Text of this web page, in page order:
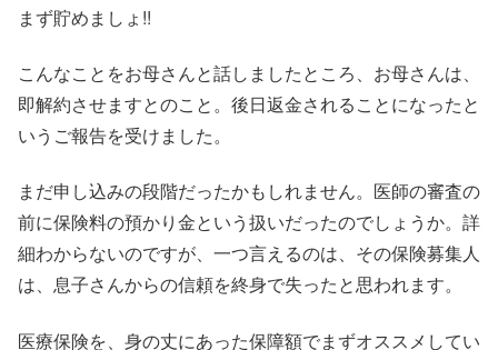
まず貯めましょ!!
こんなことをお母さんと話しましたところ、お母さんは、
即解約させますとのこと。後日返金されることになったと
いうご報告を受けました。
まだ申し込みの段階だったかもしれません。医師の審査の
前に保険料の預かり金という扱いだったのでしょうか。詳
細わからないのですが、一つ言えるのは、その保険募集人
は、息子さんからの信頼を終身で失ったと思われます。
医療保険を、身の丈にあった保障額でまずオススメしてい